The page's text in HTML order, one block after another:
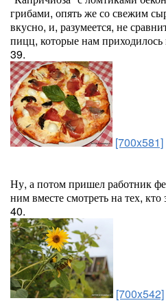
грибами, опять же со свежим
вкусно, и, разумеется, не
пицц, которые нам приходилось
39.
[700x581]
Ну, а потом пришел работник
ним вместе смотреть на тех, кто
40.
[700x542]